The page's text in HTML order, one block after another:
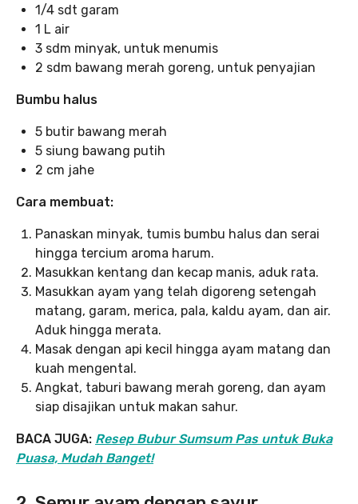
1/4 sdt garam
1 L air
3 sdm minyak, untuk menumis
2 sdm bawang merah goreng, untuk penyajian
Bumbu halus
5 butir bawang merah
5 siung bawang putih
2 cm jahe
Cara membuat:
Panaskan minyak, tumis bumbu halus dan serai
hingga tercium aroma harum.
Masukkan kentang dan kecap manis, aduk rata.
Masukkan ayam yang telah digoreng setengah
matang, garam, merica, pala, kaldu ayam, dan air.
Aduk hingga merata.
Masak dengan api kecil hingga ayam matang dan
kuah mengental.
Angkat, taburi bawang merah goreng, dan ayam
siap disajikan untuk makan sahur.
BACA JUGA: Resep Bubur Sumsum Pas untuk Buka
Puasa, Mudah Banget!